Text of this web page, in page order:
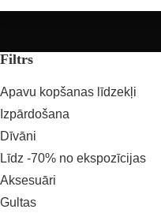
Filtrs
Apavu kopšanas līdzekļi
Izpārdošana
Dīvāni
Līdz -70% no ekspozīcijas
Aksesuāri
Gultas